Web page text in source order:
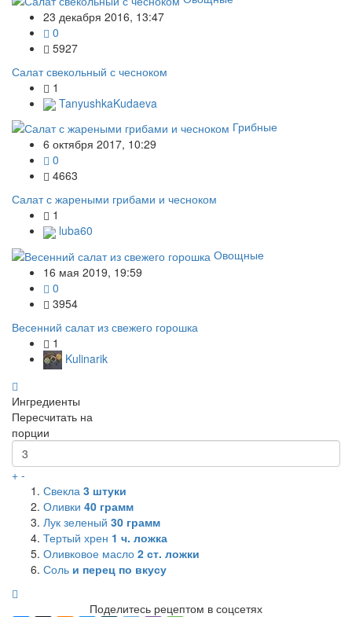
23 декабря 2016, 13:47
0
5927
Салат свекольный с чесноком
1
TanyushkaKudaeva
Грибные
6 октября 2017, 10:29
0
4663
Салат с жареными грибами и чесноком
1
luba60
Овощные
16 мая 2019, 19:59
0
3954
Весенний салат из свежего горошка
1
Kulinarik
Ингредиенты
Пересчитать на
порции
+ -
Свекла 3 штуки
Оливки 40 грамм
Лук зеленый 30 грамм
Тертый хрен 1 ч. ложка
Оливковое масло 2 ст. ложки
Соль и перец по вкусу
Поделитесь рецептом в соцсетях